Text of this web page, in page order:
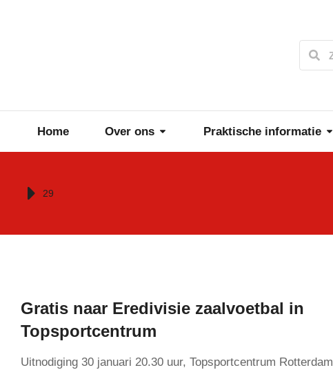
Home Over ons Praktische informatie
Je bent hier:
29
Gratis naar Eredivisie zaalvoetbal in
Topsportcentrum
Uitnodiging 30 januari 20.30 uur, Topsportcentrum Rotterdam